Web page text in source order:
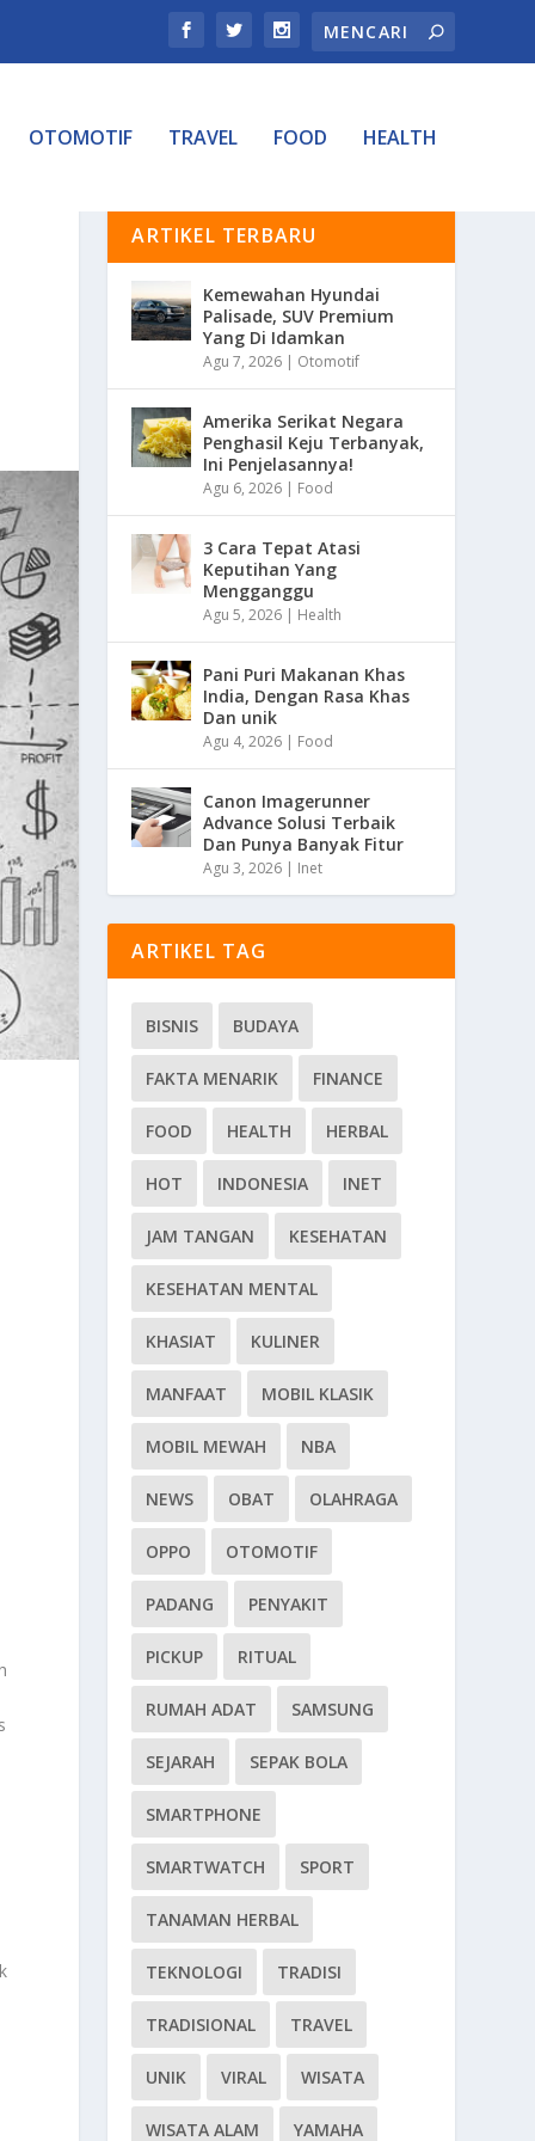
OTOMOTIF TRAVEL FOOD HEALTH
ARTIKEL TERBARU
Kemewahan Hyundai
Palisade, SUV Premium
Yang Di Idamkan
Agu 7, 2026 | Otomotif
Amerika Serikat Negara
Penghasil Keju Terbanyak,
Ini Penjelasannya!
Agu 6, 2026 | Food
3 Cara Tepat Atasi
Keputihan Yang
Mengganggu
Agu 5, 2026 | Health
Pani Puri Makanan Khas
India, Dengan Rasa Khas
Dan unik
Agu 4, 2026 | Food
Canon Imagerunner
Advance Solusi Terbaik
Dan Punya Banyak Fitur
Agu 3, 2026 | Inet
ARTIKEL TAG
BISNIS BUDAYA
FAKTA MENARIK FINANCE
FOOD HEALTH HERBAL
HOT INDONESIA INET
JAM TANGAN KESEHATAN
KESEHATAN MENTAL
KHASIAT KULINER
MANFAAT MOBIL KLASIK
MOBIL MEWAH NBA
NEWS OBAT OLAHRAGA
OPPO OTOMOTIF
PADANG PENYAKIT
PICKUP RITUAL
RUMAH ADAT SAMSUNG
SEJARAH SEPAK BOLA
SMARTPHONE
SMARTWATCH SPORT
TANAMAN HERBAL
TEKNOLOGI TRADISI
TRADISIONAL TRAVEL
UNIK VIRAL WISATA
WISATA ALAM YAMAHA